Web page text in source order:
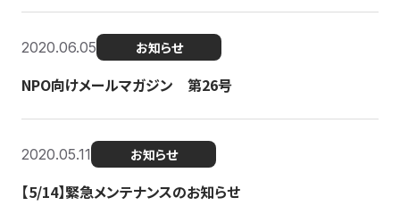
2020.06.05 お知らせ
NPO向けメールマガジン 第26号
2020.05.11 お知らせ
【5/14】緊急メンテナンスのお知らせ